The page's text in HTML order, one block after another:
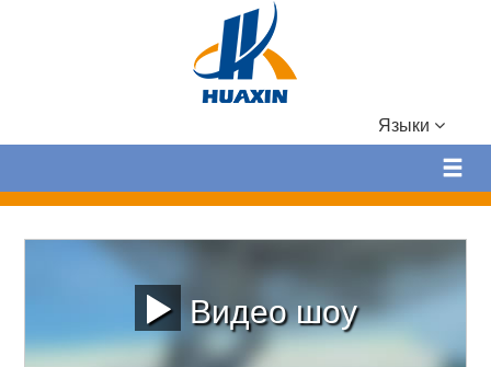
Языки
Видео шоу